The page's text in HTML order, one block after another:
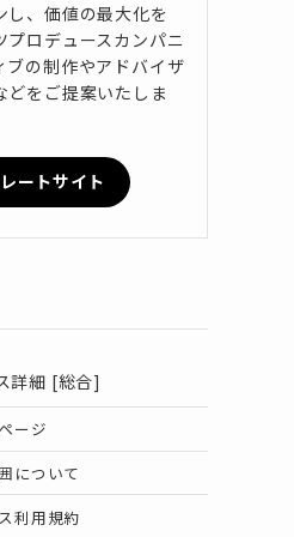
し、価値の最大化を
プロデュースカンパニ
ブの制作やアドバイザ
どをご提案いたしま
ートサイト
詳細 [総合]
ージ
について
利用規約